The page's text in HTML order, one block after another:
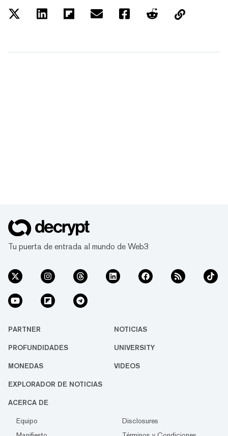
Tu puerta de entrada al mundo de Web3
PARTNER NOTICIAS
PROFUNDIDADES UNIVERSITY
MONEDAS VIDEOS
EXPLORADOR DE NOTICIAS
ACERCA DE
Equipo
Disclosures